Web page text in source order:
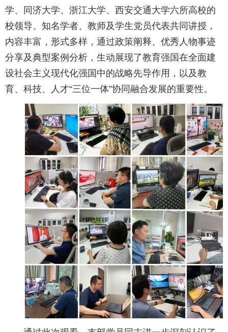
学、同济大学、浙江大学、西安交通大学六所高校的
校领导、知名学者、教师及学生党员代表共同讲授，
内容丰富，形式多样，通过政策阐释、优秀人物事迹
分享及典型案例分析，生动展现了教育强国在全面建
设社会主义现代化强国中的战略先导作用，以及教
育、科技、人才“三位一体”协同融合发展的重要性。